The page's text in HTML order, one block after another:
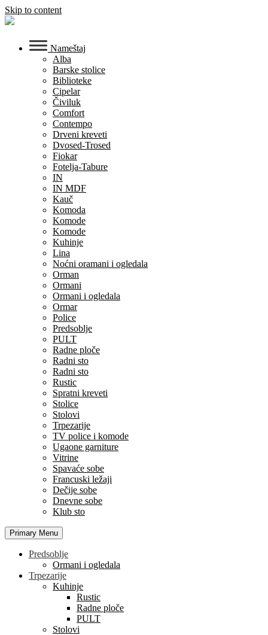
Skip to content
Nameštaj
Alba
Barske stolice
Biblioteke
Cipelar
Čiviluk
Comfort
Contempo
Drveni kreveti
Dvosed-Trosed
Fiokar
Fotelja-Tabure
IN
IN MDF
Kauč
Komoda
Komode
Komode
Kuhinje
Lina
Noćni oramani i ogledala
Orman
Ormani
Ormani i ogledala
Ormar
Police
Predsoblje
PULT
Radne ploče
Radni sto
Radni sto
Rustic
Spratni kreveti
Stolice
Stolovi
Trpezarije
TV police i komode
Ugaone garniture
Vitrine
Spavaće sobe
Francuski ležaji
Dečije sobe
Dnevne sobe
Klub sto
Primary Menu
Predsoblje
Ormani i ogledala
Trpezarije
Kuhinje
Rustic
Radne ploče
PULT
Stolovi